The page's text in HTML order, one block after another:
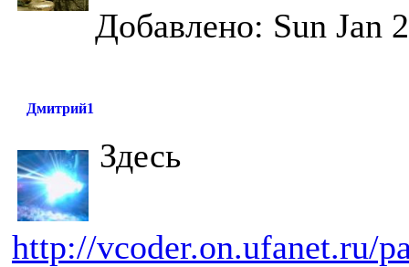
Добавлено: Sun Jan
Дмитрий1
Здесь
http://vcoder.on.ufanet.ru/